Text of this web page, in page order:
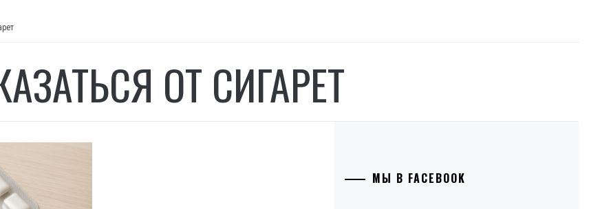
ОТ СИГАРЕТ
МЫ В FACEBOOK